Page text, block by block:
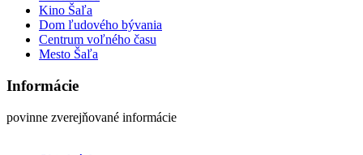
Kino Šaľa
Dom ľudového bývania
Centrum voľného času
Mesto Šaľa
Informácie
povinne zverejňované informácie